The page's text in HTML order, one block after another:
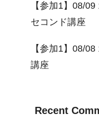
【参加1】08/
セコンド講座
【参加1】08/
講座
Recent